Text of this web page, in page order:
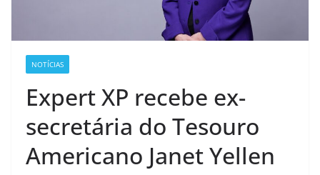
NOTÍCIAS
Expert XP recebe ex-
secretária do Tesouro
Americano Janet Yellen